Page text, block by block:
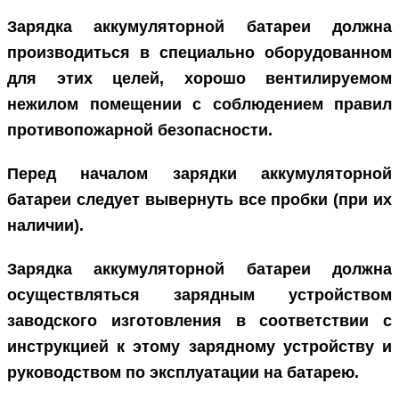
Зарядка аккумуляторной батареи должна
производиться в специально оборудованном
для этих целей, хорошо вентилируемом
нежилом помещении с соблюдением правил
противопожарной безопасности.
Перед началом зарядки аккумуляторной
батареи следует вывернуть все пробки (при их
наличии).
Зарядка аккумуляторной батареи должна
осуществляться зарядным устройством
заводского изготовления в соответствии с
инструкцией к этому зарядному устройству и
руководством по эксплуатации на батарею.